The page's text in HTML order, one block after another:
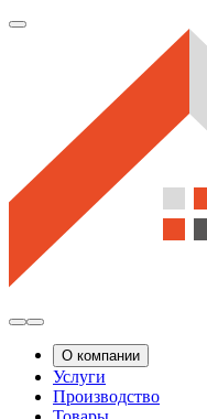
О компании
Услуги
Производство